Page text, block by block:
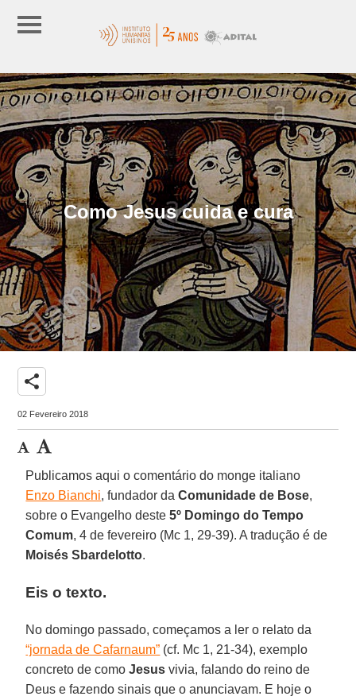
Como Jesus cuida e cura
share
02 Fevereiro 2018
Publicamos aqui o comentário do monge italiano
Enzo Bianchi, fundador daComunidade de Bose,
sobre o Evangelho deste5º Domingo do Tempo
Comum, 4 de fevereiro (Mc 1, 29-39). A tradução é de
Moisés Sbardelotto.
Eis o texto.
No domingo passado, começamos a ler o relato da
“jornada de Cafarnaum” (cf. Mc 1, 21-34), exemplo
concreto de comoJesus vivia, falando do reino de
Deus e fazendo sinais que o anunciavam. E hoje o